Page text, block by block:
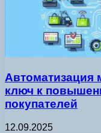
Автоматизация
ключ к
покупателей
12.09.2025